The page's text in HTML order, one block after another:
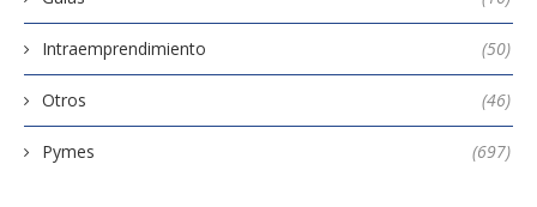
Intraemprendimiento (50)
Otros (46)
Pymes (697)